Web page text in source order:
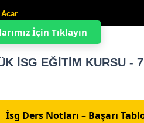
İSG EĞİTİM KURSU -
İsg Ders Notları – Başarı
İçin Tıklayın